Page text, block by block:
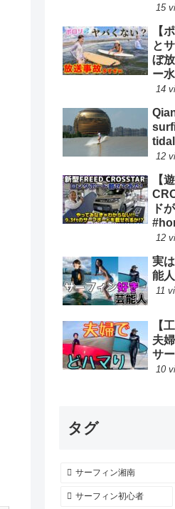
15
【
と
ぼ
ー
14
12
【
ド
ー #car #freed #フリード #
ード
12
実
能
11
【
夫
サ
10
タグ
サーフィン湘南
サーフィン初心者